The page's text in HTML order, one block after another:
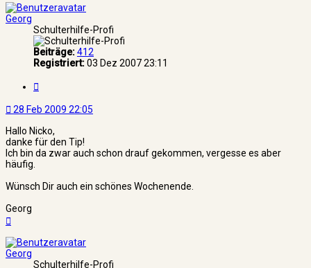
Georg
Schulterhilfe-Profi
Beiträge:412
Registriert:03 Dez 2007 23:11
28 Feb 2009 22:05
Hallo Nicko,
danke für den Tip!
Ich bin da zwar auch schon drauf gekommen, vergesse es aber
häufig.
Wünsch Dir auch ein schönes Wochenende.
Georg
Georg
Schulterhilfe-Profi